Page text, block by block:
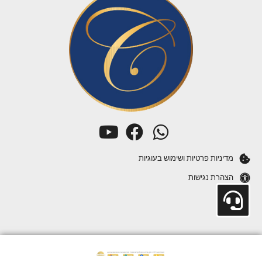
מדיניות פרטיות ושימוש בעוגיות
הצהרת נגישות